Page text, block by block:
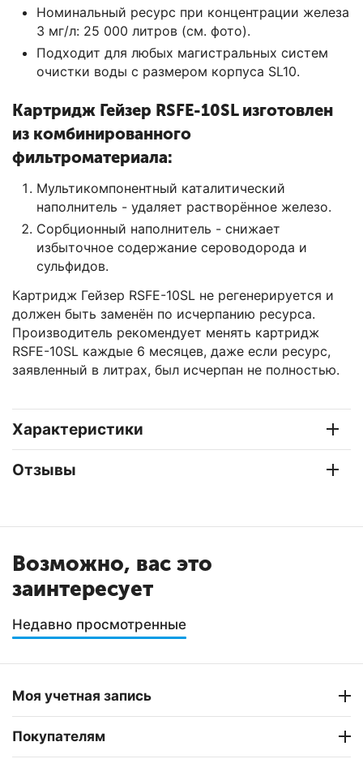
Номинальный ресурс при концентрации железа
3 мг/л: 25 000 литров (см. фото).
Подходит для любых магистральных систем
очистки воды с размером корпуса SL10.
Картридж Гейзер RSFE-10SL изготовлен
из комбинированного
фильтроматериала:
Мультикомпонентный каталитический
наполнитель - удаляет растворённое железо.
Сорбционный наполнитель - снижает
избыточное содержание сероводорода и
сульфидов.
Картридж Гейзер RSFE-10SL не регенерируется и
должен быть заменён по исчерпанию ресурса.
Производитель рекомендует менять картридж
RSFE-10SL каждые 6 месяцев, даже если ресурс,
заявленный в литрах, был исчерпан не полностью.
Характеристики
Отзывы
Возможно, вас это
заинтересует
Недавно просмотренные
Моя учетная запись
Покупателям